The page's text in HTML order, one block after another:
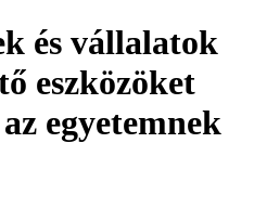
és vállalatok
eszközöket
egyetemnek